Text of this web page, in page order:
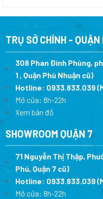
15.800.000
TRỤ SỞ CHÍNH - QUẬN
308 Phan Đình Phùng,
1 , Quận Phú Nhuận cũ)
Hotline: 0933.833.039
Mở cửa: 8h-22h
Xem bản đồ
SHOWROOM QUẬN 7
71 Nguyễn Thị Thập,
Phú, Quận 7 cũ)
Hotline: 0933.833.039
Mở cửa: 8h-22h